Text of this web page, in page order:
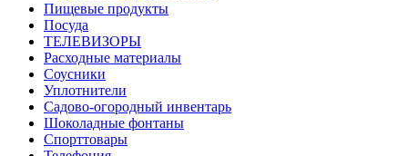
Пищевые продукты
Посуда
ТЕЛЕВИЗОРЫ
Расходные материалы
Соусники
Уплотнители
Садово-огородный инвентарь
Шоколадные фонтаны
Спорттовары